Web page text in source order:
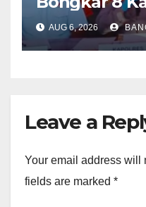
Pelaku
Kembali
AUG 6, 2026
Leave a
Your email address will
fields are marked *